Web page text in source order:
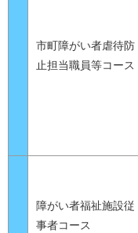
市町障がい者虐待防
止担当職員等コース
障がい者福祉施設従
事者コース